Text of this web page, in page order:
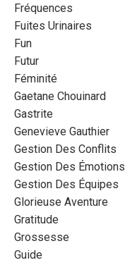
Fréquences
Fuites Urinaires
Fun
Futur
Féminité
Gaetane Chouinard
Gastrite
Genevieve Gauthier
Gestion Des Conflits
Gestion Des Émotions
Gestion Des Équipes
Glorieuse Aventure
Gratitude
Grossesse
Guide